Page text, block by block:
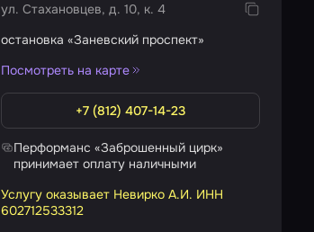
ул. Стахановцев, д. 10, к. 4
остановка «Заневский проспект»
Посмотреть на карте
+7 (812) 407-14-23
Перформанс «Заброшенный цирк»
принимает оплату наличными
Услугу оказывает Невирко А.И. ИНН
602712533312